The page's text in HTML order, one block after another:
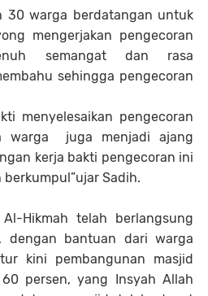
30 warga berdatangan untuk
mengerjakan pengecoran
semangat dan rasa
sehingga pengecoran
menyelesaikan pengecoran
warga juga menjadi ajang
kerja bakti pengecoran ini
Sadih.
Hikmah telah berlangsung
dengan bantuan dari warga
kini pembangunan masjid
persen, yang Insyah Allah